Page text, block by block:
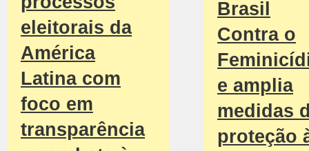
eleitorais da
América
Latina com
foco em
transparência
Brasil
Contra o
e amplia
medidas
proteção